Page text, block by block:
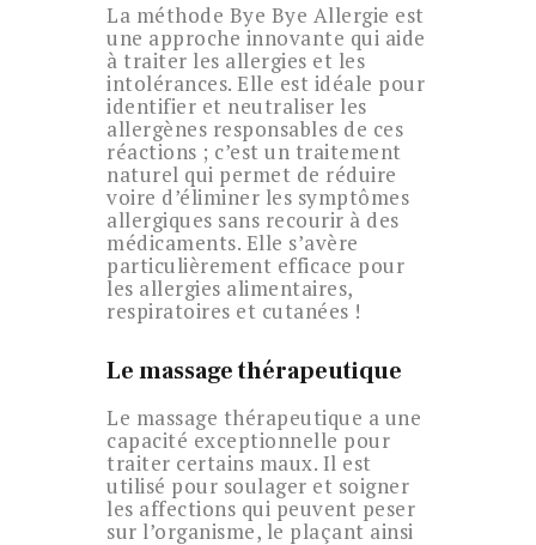
La méthode Bye Bye Allergie est
une approche innovante qui aide
à traiter les allergies et les
intolérances. Elle est idéale pour
identifier et neutraliser les
allergènes responsables de ces
réactions ; c’est un traitement
naturel qui permet de réduire
voire d’éliminer les symptômes
allergiques sans recourir à des
médicaments. Elle s’avère
particulièrement efficace pour
les allergies alimentaires,
respiratoires et cutanées !
Le massage thérapeutique
Le massage thérapeutique a une
capacité exceptionnelle pour
traiter certains maux. Il est
utilisé pour soulager et soigner
les affections qui peuvent peser
sur l’organisme, le plaçant ainsi